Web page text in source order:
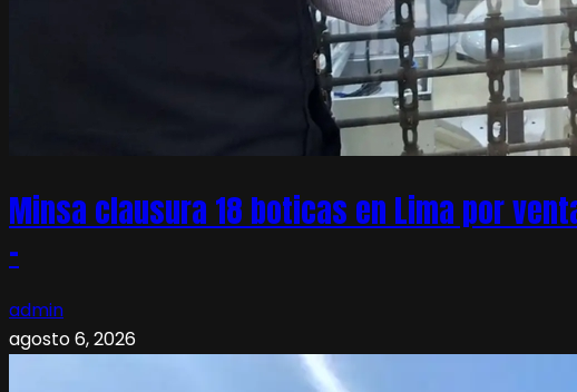
Minsa clausura 18 boticas en Lima por
–
admin
agosto 6, 2026